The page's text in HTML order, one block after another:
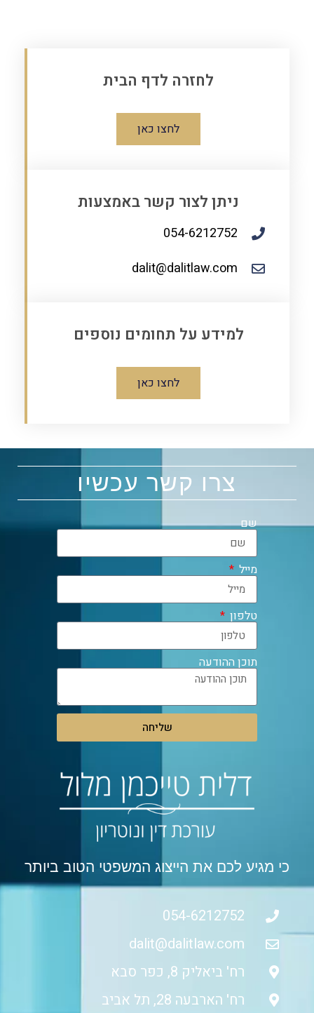
לחזרה לדף הבית
לחצו כאן
ניתן לצור קשר באמצעות
054-6212752
dalit@dalitlaw.com
למידע על תחומים נוספים
לחצו כאן
כי מגיע לכם את הייצוג המשפטי הטוב ביותר
054-6212752
dalit@dalitlaw.com
רח' ביאליק 8, כפר סבא
רח' הארבעה 28, תל אביב
צרו קשר עכשיו
שם
מייל
טלפון
תוכן ההודעה
שליחה